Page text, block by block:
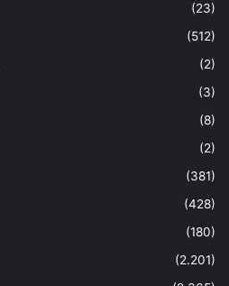
(23)
(512)
(2)
(3)
(8)
(2)
(381)
(428)
(180)
(2.201)